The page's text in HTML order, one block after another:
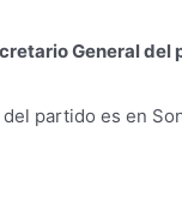
General del
partido es en